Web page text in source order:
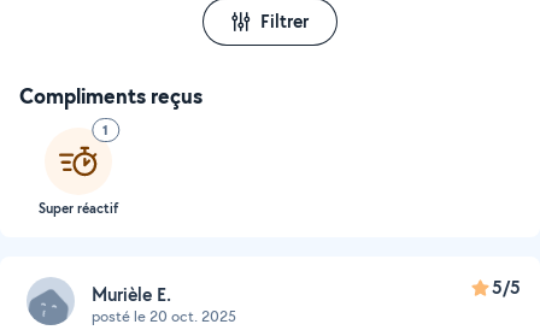
Filtrer
Compliments reçus
1
Super réactif
Murièle E.
posté le 20 oct. 2025
5/5